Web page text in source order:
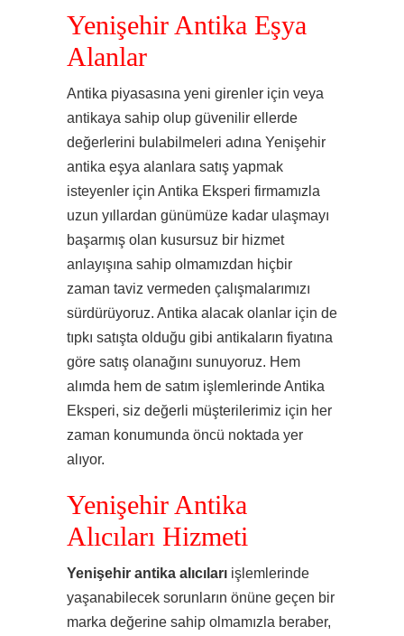
Yenişehir Antika Eşya
Alanlar
Antika piyasasına yeni girenler için veya
antikaya sahip olup güvenilir ellerde
değerlerini bulabilmeleri adına Yenişehir
antika eşya alanlara satış yapmak
isteyenler için Antika Eksperi firmamızla
uzun yıllardan günümüze kadar ulaşmayı
başarmış olan kusursuz bir hizmet
anlayışına sahip olmamızdan hiçbir
zaman taviz vermeden çalışmalarımızı
sürdürüyoruz. Antika alacak olanlar için de
tıpkı satışta olduğu gibi antikaların fiyatına
göre satış olanağını sunuyoruz. Hem
alımda hem de satım işlemlerinde Antika
Eksperi, siz değerli müşterilerimiz için her
zaman konumunda öncü noktada yer
alıyor.
Yenişehir Antika
Alıcıları Hizmeti
Yenişehir antika alıcıları işlemlerinde
yaşanabilecek sorunların önüne geçen bir
marka değerine sahip olmamızla beraber,